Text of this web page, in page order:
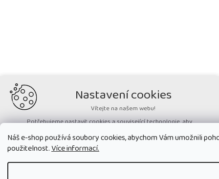
Náš e-shop používá soubory cookies, abychom Vám umožnili
použitelnost.Více informací.
Nastavení cookies
Vítejte na našem webu!
Potřebujeme nastavit cookies a související technologie, aby
přesně to, co potřebujete. Soubory cookies používané na našem webu
nikdy neslouží ke zjišťování totožnosti uživatelů stránek